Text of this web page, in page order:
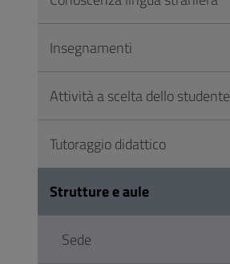
FooterInsegnamenti
Attività a scelta dello studente
Tutoraggio didattico
Strutture e aule
Sede